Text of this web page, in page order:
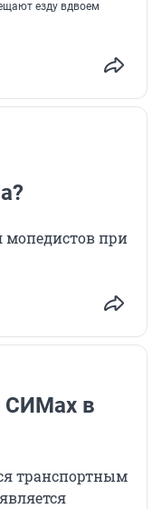
езду вдвоем
мопедистов при
СИМах в
транспортным